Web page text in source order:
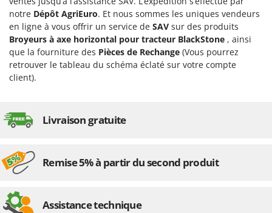
notre Dépôt AgriEuro. Et nous sommes les uniques vendeurs
en ligne à vous offrir un service de SAV sur des produits
Broyeurs à axe horizontal pour tracteur BlackStone , ainsi
que la fourniture des Pièces de Rechange (Vous pourrez
retrouver le tableau du schéma éclaté sur votre compte
client).
Livraison gratuite
Remise 5% à partir du second produit
Assistance technique